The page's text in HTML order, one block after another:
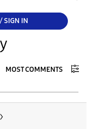
SIGN IN
MOST COMMENTS